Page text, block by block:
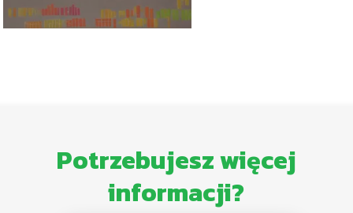
Potrzebujesz więcej
informacji?